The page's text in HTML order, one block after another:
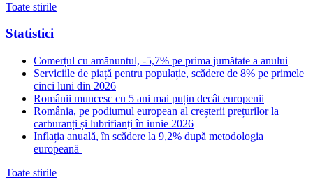
Toate stirile
Statistici
Comerțul cu amănuntul, -5,7% pe prima jumătate a anului
Serviciile de piață pentru populație, scădere de 8% pe primele
cinci luni din 2026
Românii muncesc cu 5 ani mai puțin decât europenii
România, pe podiumul european al creșterii prețurilor la
carburanți și lubrifianți în iunie 2026
Inflația anuală, în scădere la 9,2% după metodologia
europeană
Toate stirile